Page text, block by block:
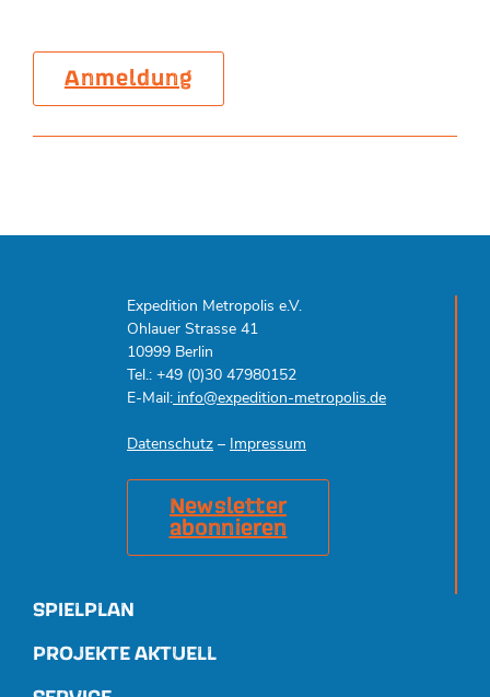
Anmeldung
Expedition Metropolis e.V.
Ohlauer Strasse 41
10999 Berlin
Tel.: +49 (0)30 47980152
E-Mail: info@expedition-metropolis.de
Datenschutz – Impressum
Newsletter
abonnieren
SPIELPLAN
PROJEKTE AKTUELL